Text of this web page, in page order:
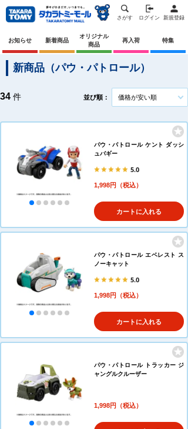
さがす ログイン 新規登録
お知らせ 新着商品
オリジナル
商品
再入荷 特集
新商品（パウ・パトロール）
34 件 並び順： 価格が安い順
パウ・パトロール ケント ダッシ
ュバギー
5.0
1,998円（税込）
カートに入れる
パウ・パトロール エベレスト ス
ノーキャット
5.0
1,998円（税込）
カートに入れる
パウ・パトロール トラッカー ジ
ャングルクルーザー
1,998円（税込）